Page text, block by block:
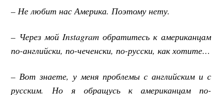
– Не любит нас Америка. Поэтому нету.
– Через мой Instagram обратитесь к американцам
по-английски, по-чеченски, по-русски, как хотите…
– Вот знаете, у меня проблемы с английским и с
русским. Но я обращусь к американцам по-